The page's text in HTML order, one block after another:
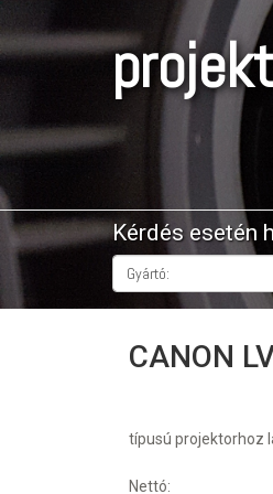
Kérdés esetén
Gyártó:
CANON
típusú projektorhoz
Nettó: